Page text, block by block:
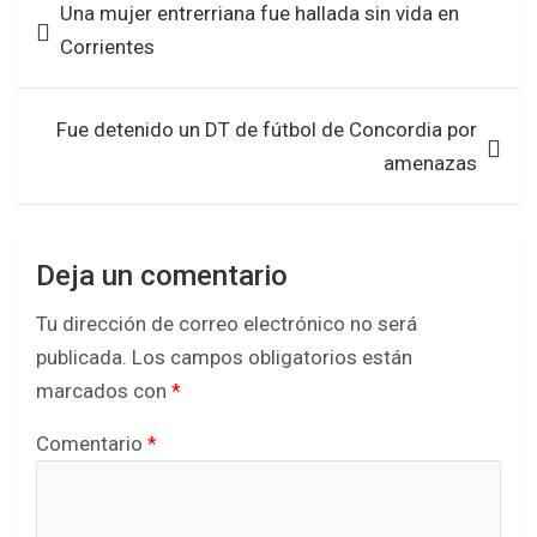
o
o
k
A
p
de Una mujer entrerriana fue hallada sin vida en
Corrientes
Fue detenido un DT de fútbol de Concordia por
amenazas
Deja un comentario
Tu dirección de correo electrónico no será
publicada. Los campos obligatorios están
marcados con *
Comentario *